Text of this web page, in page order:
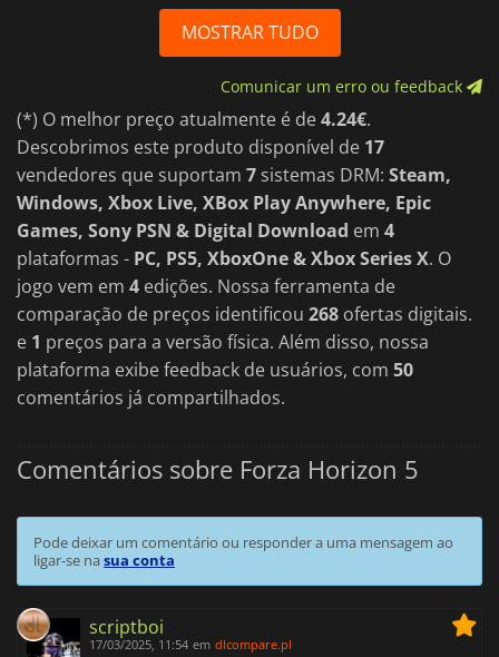
MOSTRAR TUDO
Comunicar um erro ou feedback
(*) O melhor preço atualmente é de4.24€.
Descobrimos este produto disponível de 17
vendedores que suportam 7 sistemas DRM: Steam,
Windows, Xbox Live, XBox Play Anywhere, Epic
Games, Sony PSN & Digital Download em 4
plataformas - PC, PS5, XboxOne & Xbox Series X. O
jogo vem em 4 edições. Nossa ferramenta de
comparação de preços identificou 268 ofertas digitais.
e 1 preços para a versão física. Além disso, nossa
plataforma exibe feedback de usuários, com 50
comentários já compartilhados.
Comentários sobre Forza Horizon 5
Pode deixar um comentário ou responder a uma mensagem ao
ligar-se nasua conta
scriptboi
17/03/2025, 11:54 em dlcompare.pl